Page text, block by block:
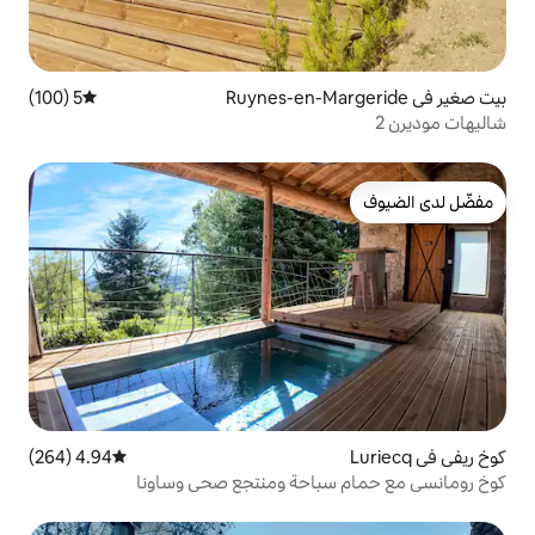
متوسط التقييم 5 من 5، 100 مراجعات
5 (100)
ومنتجع صحي وساونا